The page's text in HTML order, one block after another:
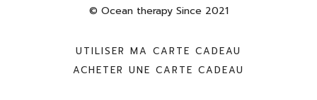
© Ocean therapy Since 2021
UTILISER MA CARTE CADEAU
ACHETER UNE CARTE CADEAU